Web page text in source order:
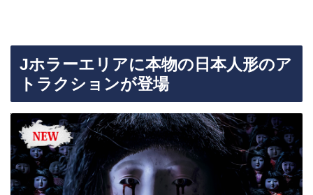
Jホラーエリアに本物の日本人形のア
トラクションが登場